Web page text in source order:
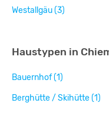
Westallgäu (3)
Haustypen in
Bauernhof (1)
Berghütte / Skihütte (1)